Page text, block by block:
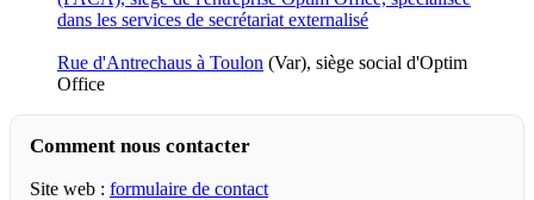
Rue d'Antrechaus à Toulon (Var), siège social d'Optim
Office
Comment nous contacter
Site web : formulaire de contact